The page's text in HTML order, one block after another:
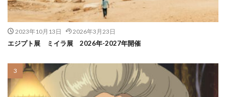
2023年10月13日 2026年3月23日
エジプト展 ミイラ展 2026年-2027年開催